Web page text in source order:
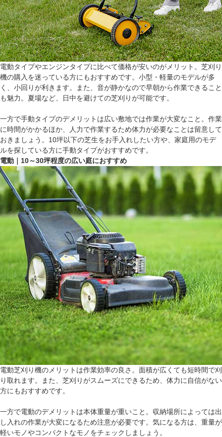
電動タイプやエンジンタイプに比べて価格が安いのがメリット。芝刈り
機の購入を迷っている方にもおすすめです。小型・軽量のモデルが多
く、小回りが利きます。また、音が静かなので早朝から作業できること
も魅力。夏場など、日中を避けての芝刈りが可能です。
一方で手動タイプのデメリットは広い敷地では作業が大変なこと。作業
に時間がかかるほか、人力で作業するため体力が必要なことは留意して
おきましょう。10坪以下の芝生をお手入れしたい方や、家庭用のモデ
ルを探している方に手動タイプがおすすめです。
電動｜10～30坪程度の広い庭におすすめ
電動芝刈り機のメリットは作業効率の良さ。面積が広くても短時間で刈
り取れます。また、芝刈りがスムーズにできるため、体力に自信がない
方にもおすすめです。
一方で電動のデメリットは本体重量が重いこと。収納場所によっては出
し入れの作業が大変になるため注意が必要です。気になる方は、重量が
軽いモノやコンパクトなモノをチェックしましょう。